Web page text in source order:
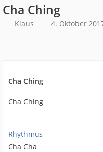
Cha Ching
Klaus 4. Oktober
Cha Ching
Cha Ching
Rhythmus
Cha Cha